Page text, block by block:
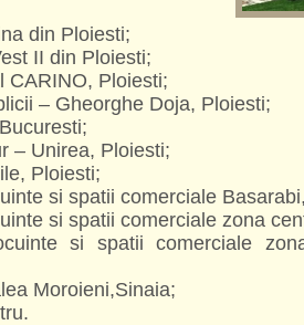
din Ploiesti;
II din Ploiesti;
CARINO, Ploiesti;
– Gheorghe Doja, Ploiesti;
– Unirea, Ploiesti;
Ploiesti;
si spatii comerciale
si spatii comerciale zona
si spatii comerciale
Moroieni,Sinaia;